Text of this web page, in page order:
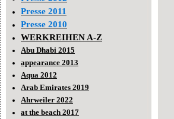
Presse 2011
Presse 2010
WERKREIHEN A-Z
Abu Dhabi 2015
appearance 2013
Aqua 2012
Arab Emirates 2019
Ahrweiler 2022
at the beach 2017